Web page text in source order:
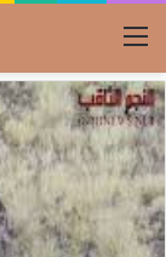
القائمة